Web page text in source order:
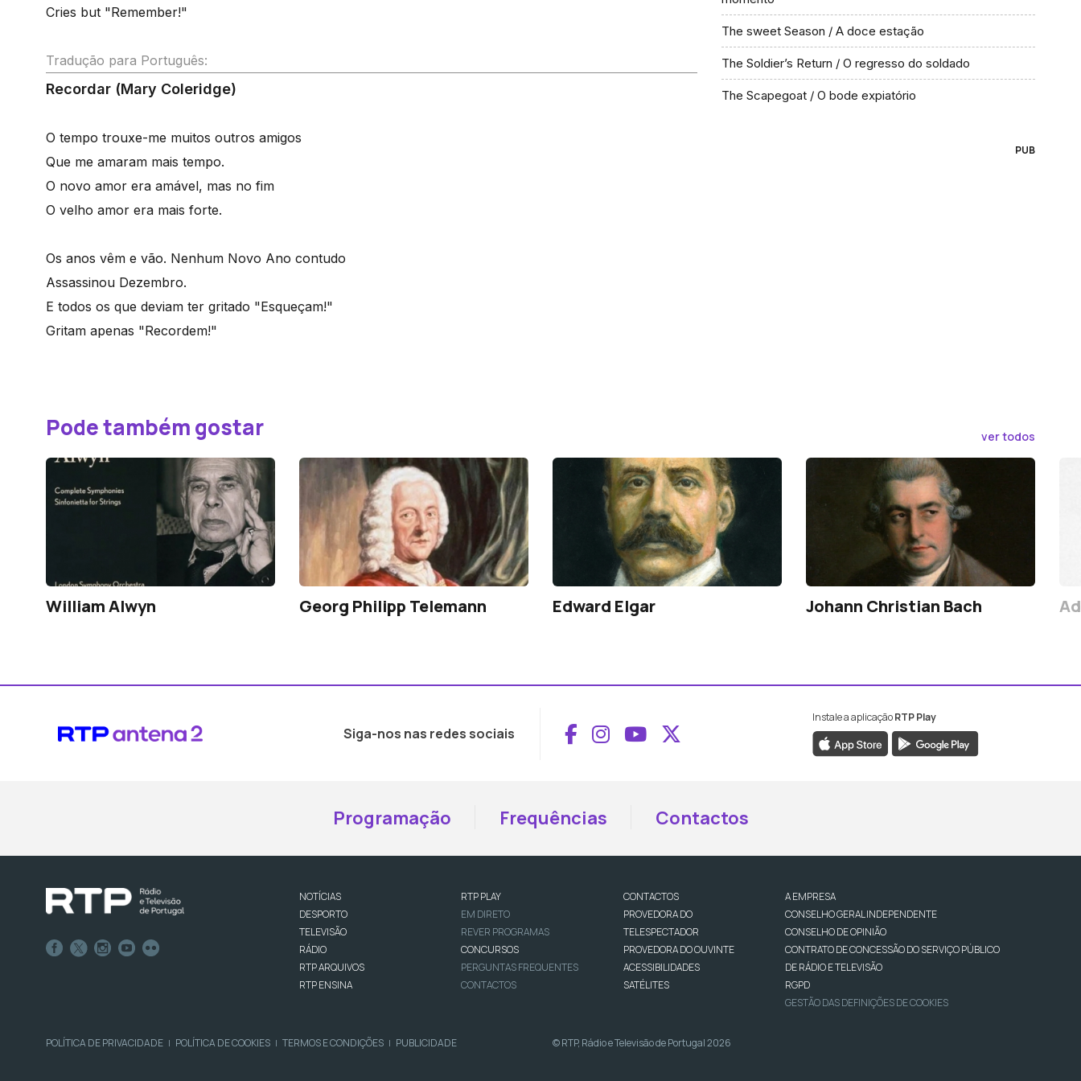
Cries but "Remember!"
Tradução para Português:
Recordar (Mary Coleridge)
O tempo trouxe-me muitos outros amigos
Que me amaram mais tempo.
O novo amor era amável, mas no fim
O velho amor era mais forte.
Os anos vêm e vão. Nenhum Novo Ano contudo
Assassinou Dezembro.
E todos os que deviam ter gritado "Esqueçam!"
Gritam apenas "Recordem!"
The sweet Season / A doce estação
The Soldier’s Return / O regresso do soldado
The Scapegoat / O bode expiatório
PUB
Pode também gostar ver todos
William Alwyn Georg Philipp Telemann Edward Elgar Johann Christian Bach
Siga-nos nas redes sociais Aceder ao Facebook da RTP Antena 2
Aceder ao Instagram da RTP Antena 2
Aceder ao YouTube da RTP Antena 2
Aceder ao X da RTP Antena 2
Instale a aplicaçãoRTP Play
Programação Frequências Contactos
NOTÍCIAS
DESPORTO
TELEVISÃO
RÁDIO
RTP ARQUIVOS
RTP ENSINA
RTP PLAY
EM DIRETO
REVER PROGRAMAS
CONCURSOS
PERGUNTAS FREQUENTES
CONTACTOS
CONTACTOS
PROVEDORA DO
TELESPECTADOR
PROVEDORA DO OUVINTE
ACESSIBILIDADES
SATÉLITES
A EMPRESA
CONSELHO GERAL INDEPENDENTE
CONSELHO DE OPINIÃO
CONTRATO DE CONCESSÃO DO SERVIÇO PÚBLICO
DE RÁDIO E TELEVISÃO
RGPD
GESTÃO DAS DEFINIÇÕES DE COOKIES
POLÍTICA DE PRIVACIDADE | POLÍTICA DE COOKIES | TERMOS E CONDIÇÕES | PUBLICIDADE © RTP, Rádio e Televisão de Portugal 2026